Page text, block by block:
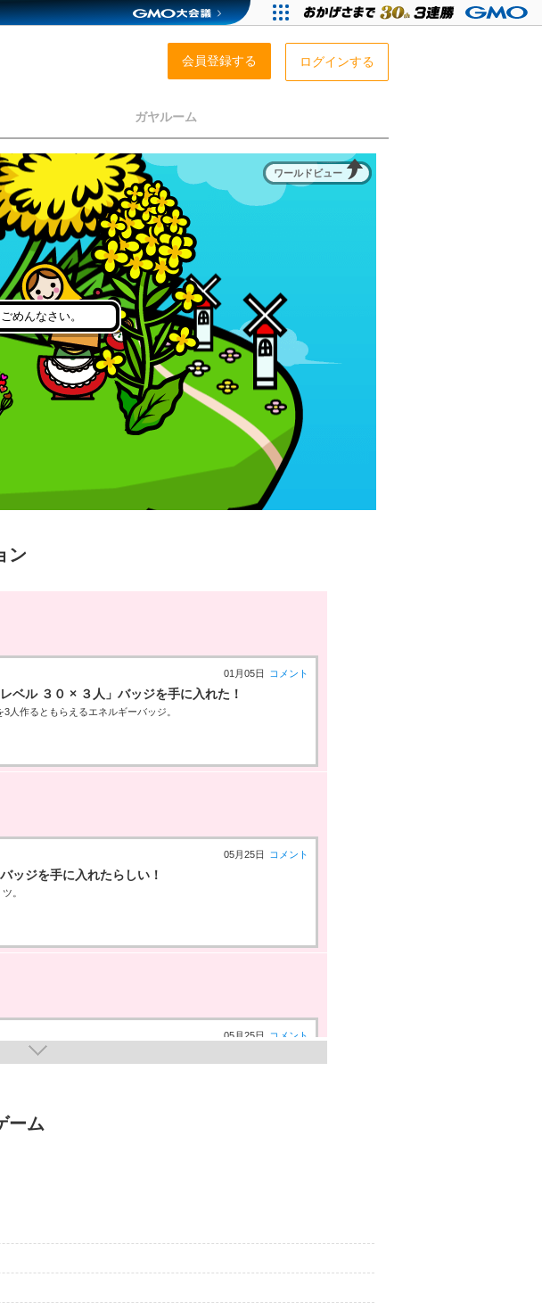
会員登録する ログインする
ガヤルーム
ワールドビュー
めんなさい。
ン
01月05日 コメント
ベル ３０ × ３人」バッジを手に入れた！
人作るともらえるエネルギーバッジ。
05月25日 コメント
ッジを手に入れたらしい！
。
05月25日 コメント
ッジを手に入れたらしい！
人作るともらえるエネルギーバッジ。
ーム